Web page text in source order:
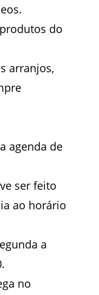
do
arranjos,
agenda de
ser feito
ao horário
a
no